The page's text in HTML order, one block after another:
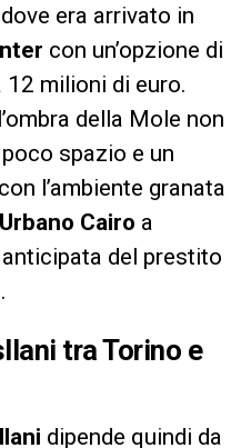
era arrivato in
con un’opzione di
milioni di euro.
della Mole non
spazio e un
l’ambiente granata
Urbano Cairo a
del prestito
tra Torino e
dipende quindi da